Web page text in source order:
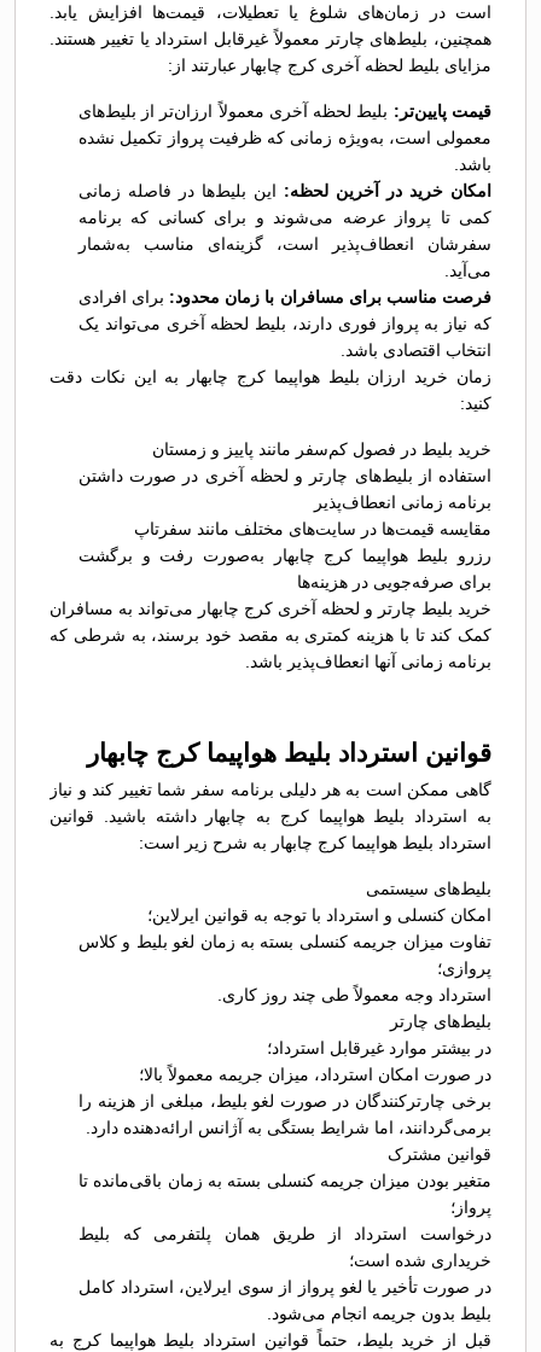
است در زمان‌های شلوغ یا تعطیلات، قیمت‌ها افزایش یابد.
همچنین، بلیط‌های چارتر معمولاً غیرقابل استرداد یا تغییر هستند.
مزایای بلیط لحظه آخری کرج چابهار عبارتند از:
قیمت پایین‌تر: بلیط لحظه آخری معمولاً ارزان‌تر از بلیط‌های
معمولی است، به‌ویژه زمانی که ظرفیت پرواز تکمیل نشده
باشد.
امکان خرید در آخرین لحظه: این بلیط‌ها در فاصله زمانی
کمی تا پرواز عرضه می‌شوند و برای کسانی که برنامه
سفرشان انعطاف‌پذیر است، گزینه‌ای مناسب به‌شمار
می‌آید.
فرصت مناسب برای مسافران با زمان محدود: برای افرادی
که نیاز به پرواز فوری دارند، بلیط لحظه آخری می‌تواند یک
انتخاب اقتصادی باشد.
زمان خرید ارزان بلیط هواپیما کرج چابهار به این نکات دقت
کنید:
خرید بلیط در فصول کم‌سفر مانند پاییز و زمستان
استفاده از بلیط‌های چارتر و لحظه آخری در صورت داشتن
برنامه زمانی انعطاف‌پذیر
مقایسه قیمت‌ها در سایت‌های مختلف مانند سفرتاپ
رزرو بلیط هواپیما کرج چابهار به‌صورت رفت و برگشت
برای صرفه‌جویی در هزینه‌ها
خرید بلیط چارتر و لحظه آخری کرج چابهار می‌تواند به مسافران
کمک کند تا با هزینه کمتری به مقصد خود برسند، به شرطی که
برنامه زمانی آنها انعطاف‌پذیر باشد.
قوانین استرداد بلیط هواپیما کرج چابهار
گاهی ممکن است به هر دلیلی برنامه سفر شما تغییر کند و نیاز
به استرداد بلیط هواپیما کرج به چابهار داشته باشید. قوانین
استرداد بلیط هواپیما کرج چابهار به شرح زیر است:
بلیط‌های سیستمی
امکان کنسلی و استرداد با توجه به قوانین ایرلاین؛
تفاوت میزان جریمه کنسلی بسته به زمان لغو بلیط و کلاس
پروازی؛
استرداد وجه معمولاً طی چند روز کاری.
بلیط‌های چارتر
در بیشتر موارد غیرقابل استرداد؛
در صورت امکان استرداد، میزان جریمه معمولاً بالا؛
برخی چارترکنندگان در صورت لغو بلیط، مبلغی از هزینه را
برمی‌گردانند، اما شرایط بستگی به آژانس ارائه‌دهنده دارد.
قوانین مشترک
متغیر بودن میزان جریمه کنسلی بسته به زمان باقی‌مانده تا
پرواز؛
درخواست استرداد از طریق همان پلتفرمی که بلیط
خریداری شده است؛
در صورت تأخیر یا لغو پرواز از سوی ایرلاین، استرداد کامل
بلیط بدون جریمه انجام می‌شود.
قبل از خرید بلیط، حتماً قوانین استرداد بلیط هواپیما کرج به